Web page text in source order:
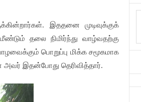
. இததனை முடிவுக்குக்
மீண்டும் தலை நிமிர்ந்து வாழ்வதற்கு
பொறுப்பு மிக்க சமூகமாக
அவர் இதன்போது தெரிவித்தார்.